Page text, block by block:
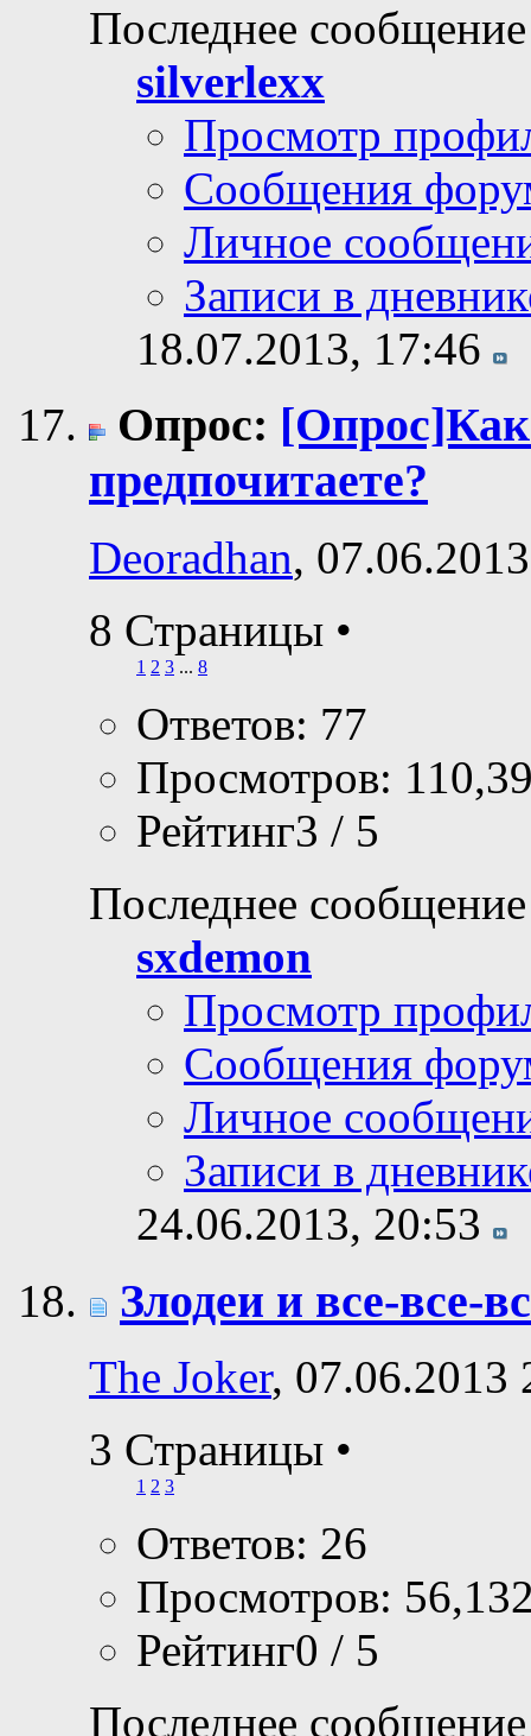
Последнее
silverlexx
Просмотр
Сообщения
Личное
Записи в
18.07.2013, 17:46
Опрос:
предпочитаете?
Deoradhan,
8 Страницы •
1 2 3 ... 8
Ответов: 77
Просмотров:
Рейтинг3 / 5
Последнее
sxdemon
Просмотр
Сообщения
Личное
Записи в
24.06.2013, 20:53
Злодеи и все-все-
The Joker, 07.06.2013
3 Страницы •
1 2 3
Ответов: 26
Просмотров:
Рейтинг0 / 5
Последнее